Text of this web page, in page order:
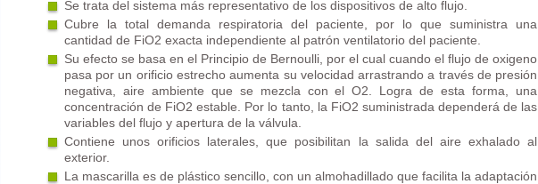
Se trata del sistema más representativo de los dispositivos de alto flujo.
Cubre la total demanda respiratoria del paciente, por lo que suministra una
cantidad de FiO2 exacta independiente al patrón ventilatorio del paciente.
Su efecto se basa en el Principio de Bernoulli, por el cual cuando el flujo de oxigeno
pasa por un orificio estrecho aumenta su velocidad arrastrando a través de presión
negativa, aire ambiente que se mezcla con el O2. Logra de esta forma, una
concentración de FiO2 estable. Por lo tanto, la FiO2 suministrada dependerá de las
variables del flujo y apertura de la válvula.
Contiene unos orificios laterales, que posibilitan la salida del aire exhalado al
exterior.
La mascarilla es de plástico sencillo, con un almohadillado que facilita la adaptación